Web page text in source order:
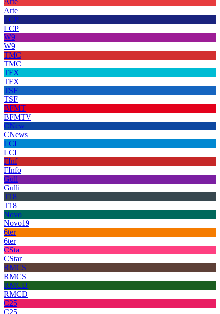
Arte
LCP
LCP
W9
W9
TMC
TMC
TFX
TFX
TSF
TSF
BFMT
BFMTV
CNew
CNews
LCI
LCI
FInf
FInfo
Gull
Gulli
T18
T18
Novo
Novo19
6ter
6ter
CSta
CStar
RMCS
RMCS
RMCD
RMCD
C25
C25